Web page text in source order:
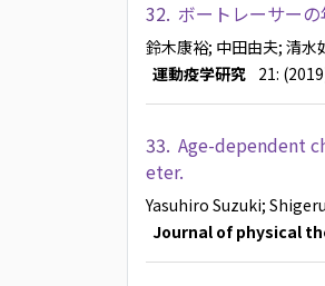
32. ボートレーサー
鈴木康裕; 中田由夫; 清水
運動疫学研究 21:
33. Age-dependent
eter.
Yasuhiro Suzuki;
Journal of physical